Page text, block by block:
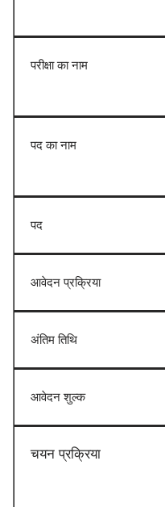
परीक्षा का नाम
पद का नाम
पद
आवेदन प्रक्रिया
अंतिम तिथि
आवेदन शुल्क
चयन प्रक्रिया